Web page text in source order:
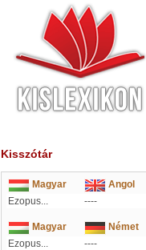
Kisszótár
Magyar
Angol
Ezopus...
----
Magyar
Német
Ezopus...
----